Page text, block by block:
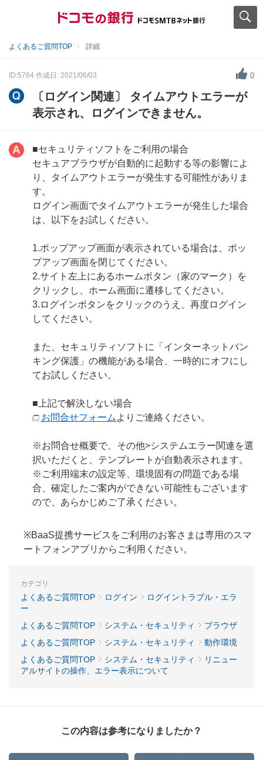
よくあるご質問TOP 詳細
ID:5764 作成日: 2021/06/03 0
〔ログイン関連〕 タイムアウトエラーが
表示され、ログインできません。
■セキュリティソフトをご利用の場合
セキュアブラウザが自動的に起動する等の影響によ
り、タイムアウトエラーが発生する可能性がありま
す。
ログイン画面でタイムアウトエラーが発生した場合
は、以下をお試しください。
1.ポップアップ画面が表示されている場合は、ポッ
プアップ画面を閉じてください。
2.サイト左上にあるホームボタン（家のマーク）を
クリックし、ホーム画面に遷移してください。
3.ログインボタンをクリックのうえ、再度ログイン
してください。
また、セキュリティソフトに「インターネットバン
キング保護」の機能がある場合、一時的にオフにし
てお試しください。
■上記で解決しない場合
お問合せフォーム よりご連絡ください。
※お問合せ概要で、その他>システムエラー関連を選
択いただくと、テンプレートが自動表示されます。
※ご利用端末の設定等、環境固有の問題である場
合、確定したご案内ができない可能性もございます
ので、あらかじめご了承ください。
※BaaS提携サービスをご利用のお客さまは専用のスマ
ートフォンアプリからご利用ください。
カテゴリ
よくあるご質問TOP ログイン
ログイントラブル・エラ
ー
よくあるご質問TOP
システム・セキュリティ
ブラウザ
よくあるご質問TOP
システム・セキュリティ
動作環境
よくあるご質問TOP
システム・セキュリティ
リニュー
アルサイトの操作、エラー表示について
この内容は参考になりましたか？